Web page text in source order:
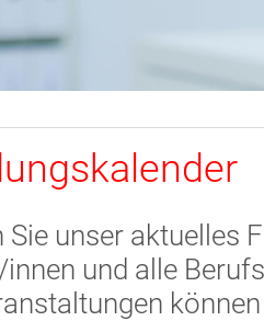
Sie unser aktuelles
und alle